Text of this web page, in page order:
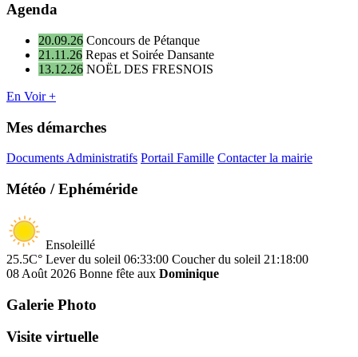
Agenda
20.09.26 Concours de Pétanque
21.11.26 Repas et Soirée Dansante
13.12.26 NOËL DES FRESNOIS
En Voir +
Mes démarches
Documents Administratifs Portail Famille Contacter la mairie
Météo / Ephéméride
Ensoleillé
25.5C° Lever du soleil 06:33:00 Coucher du soleil 21:18:00
08 Août 2026 Bonne fête aux Dominique
Galerie Photo
Visite virtuelle